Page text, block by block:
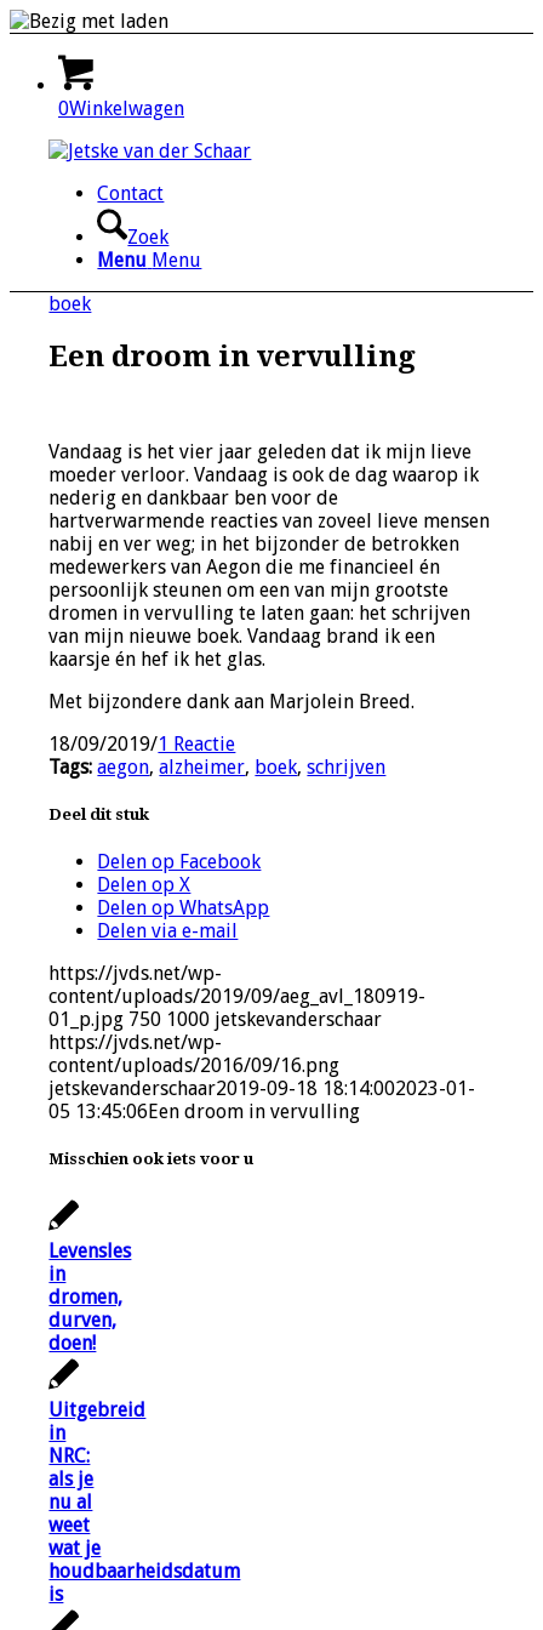
0Winkelwagen
Contact
Zoek
Menu Menu
boek
Een droom in vervulling
Vandaag is het vier jaar geleden dat ik mijn lieve
moeder verloor. Vandaag is ook de dag waarop ik
nederig en dankbaar ben voor de
hartverwarmende reacties van zoveel lieve mensen
nabij en ver weg; in het bijzonder de betrokken
medewerkers van Aegon die me financieel én
persoonlijk steunen om een van mijn grootste
dromen in vervulling te laten gaan: het schrijven
van mijn nieuwe boek. Vandaag brand ik een
kaarsje én hef ik het glas.
Met bijzondere dank aan Marjolein Breed.
18/09/2019/1 Reactie
Tags: aegon,alzheimer, boek,schrijven
Deel dit stuk
Delen op Facebook
Delen op X
Delen op WhatsApp
Delen via e-mail
https://jvds.net/wp-
content/uploads/2019/09/aeg_avl_180919-
01_p.jpg 750 1000 jetskevanderschaar
https://jvds.net/wp-
content/uploads/2016/09/16.png
jetskevanderschaar2019-09-18 18:14:002023-01-
05 13:45:06 Een droom in vervulling
Misschien ook iets voor u
Levensles
in
dromen,
durven,
doen!
Uitgebreid
in
NRC:
als je
nu al
weet
wat je
houdbaarheidsdatum
is